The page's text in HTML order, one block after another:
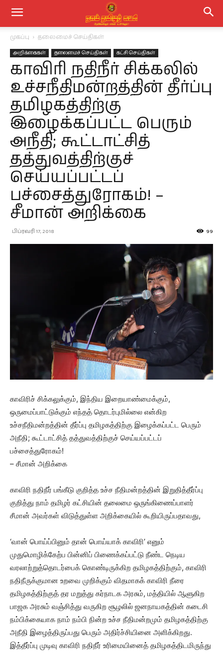
முகப்பு தலைமைச் செய்திகள்
அறிக்கைகள் தலைமைச் செய்திகள் கட்சி செய்திகள்
காவிரி நதிநீர் சிக்கலில்
உச்சநீதிமன்றத்தின் தீர்ப்பு
தமிழகத்திற்கு
இழைக்கப்பட்ட பெரும்
அநீதி; கூட்டாட்சித்
தத்துவத்திற்குச்
செய்யப்பட்டப்
பச்சைத்துரோகம்! –
சீமான் அறிக்கை
பிப்ரவரி 17, 2018 99
காவிரிச் சிக்கலுக்கும், இந்திய இறையாண்மைக்கும்,
ஒருமைப்பாட்டுக்கும் எந்தத் தொடர்புமில்லை என்கிற
உச்சநீதிமன்றத்தின் தீர்ப்பு தமிழகத்திற்கு இழைக்கப்பட்ட பெரும்
அநீதி; கூட்டாட்சித் தத்துவத்திற்குச் செய்யப்பட்டப்
பச்சைத்துரோகம்!
– சீமான் அறிக்கை
காவிரி நதிநீர் பங்கீடு குறித்த உச்ச நீதிமன்றத்தின் இறுதித்தீர்ப்பு
குறித்து நாம் தமிழர் கட்சியின் தலைமை ஒருங்கிணைப்பாளர்
சீமான் அவர்கள் விடுத்துள்ள அறிக்கையில் கூறியிருப்பதாவது,
‘வான் பொய்ப்பினும் தான் பொய்யாக் காவிரி’ எனும்
முதுமொழிக்கேற்ப பின்னிப் பிணைக்கப்பட்டு நீண்ட நெடிய
வரலாற்றுத்தொடர்பைக் கொண்டிருக்கிற தமிழகத்திற்கும், காவிரி
நதிநீருக்குமான உறவை முறிக்கும் விதமாகக் காவிரி நீரை
தமிழகத்திற்குத் தர மறுத்து கர்நாடக அரசும், மத்தியில் ஆளுகிற
பாஜக அரசும் வஞ்சித்து வருகிற சூழலில் ஜனநாயகத்தின் கடைசி
நம்பிக்கையாக நாம் நம்பி நின்ற உச்ச நீதிமன்றமும் தமிழகத்திற்கு
அநீதி இழைத்திருப்பது பெரும் அதிர்ச்சியினை அளிக்கிறது.
இத்தீர்ப்பு முடிவு காவிரி நதிநீர் உரிமையினைத் தமிழகத்திடமிருந்து